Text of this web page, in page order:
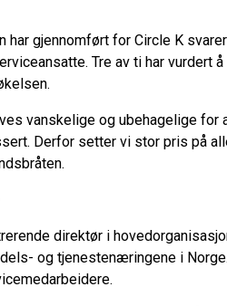
har gjennomført for Circle K
Tre av ti har vurdert
vanskelige og ubehagelige for
Derfor setter vi stor pris på
direktør i
og tjenestenæringene i